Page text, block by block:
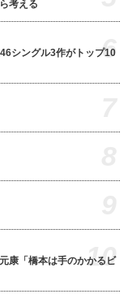
考える
シングル3作がトップ10
6
康「橋本は手のかかるビ
10